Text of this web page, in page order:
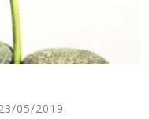
05/2019